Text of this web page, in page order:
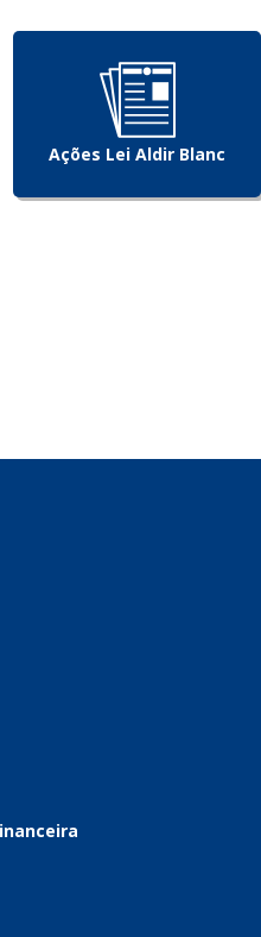
Ações Lei Aldir Blanc